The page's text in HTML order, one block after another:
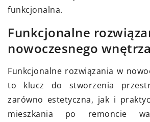
funkcjonalna.
Funkcjonalne
nowoczesnego wnętrza
Funkcjonalne rozwiązania w
to klucz do stworzenia
zarówno estetyczna, jak i
mieszkania po remoncie